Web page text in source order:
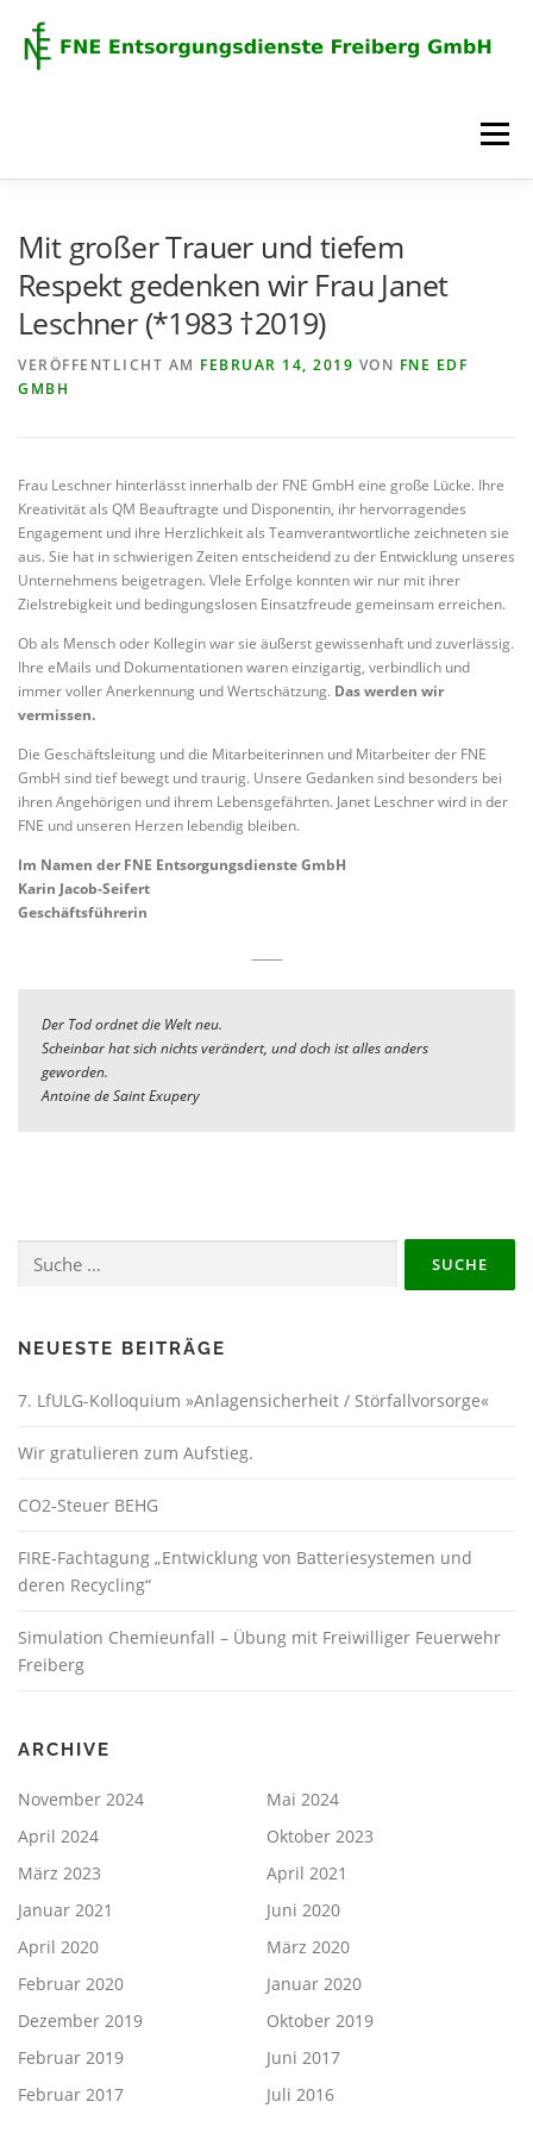
Inhalt
springen
Menü
LEISTUNGEN KONTAKT DATENSCHUTZ
Mit großer Trauer und tiefem
Respekt gedenken wir Frau Janet
Leschner (*1983 †2019)
VERÖFFENTLICHT AM FEBRUAR 14, 2019 VON FNE EDF
GMBH
Frau Leschner hinterlässt innerhalb der FNE GmbH eine große Lücke. Ihre
Kreativität als QM Beauftragte und Disponentin, ihr hervorragendes
Engagement und ihre Herzlichkeit als Teamverantwortliche zeichneten sie
aus. Sie hat in schwierigen Zeiten entscheidend zu der Entwicklung unseres
Unternehmens beigetragen. VIele Erfolge konnten wir nur mit ihrer
Zielstrebigkeit und bedingungslosen Einsatzfreude gemeinsam erreichen.
Ob als Mensch oder Kollegin war sie äußerst gewissenhaft und zuverlässig.
Ihre eMails und Dokumentationen waren einzigartig, verbindlich und
immer voller Anerkennung und Wertschätzung. Das werden wir
vermissen.
Die Geschäftsleitung und die Mitarbeiterinnen und Mitarbeiter der FNE
GmbH sind tief bewegt und traurig. Unsere Gedanken sind besonders bei
ihren Angehörigen und ihrem Lebensgefährten. Janet Leschner wird in der
FNE und unseren Herzen lebendig bleiben.
Im Namen der FNE Entsorgungsdienste GmbH
Karin Jacob-Seifert
Geschäftsführerin
Der Tod ordnet die Welt neu.
Scheinbar hat sich nichts verändert, und doch ist alles anders
geworden.
Antoine de Saint Exupery
nach:
NEUESTE BEITRÄGE
7. LfULG-Kolloquium »Anlagensicherheit / Störfallvorsorge«
Wir gratulieren zum Aufstieg.
CO2-Steuer BEHG
FIRE-Fachtagung „Entwicklung von Batteriesystemen und
deren Recycling“
Simulation Chemieunfall – Übung mit Freiwilliger Feuerwehr
Freiberg
ARCHIVE
November 2024
Mai 2024
April 2024
Oktober 2023
März 2023
April 2021
Januar 2021
Juni 2020
April 2020
März 2020
Februar 2020
Januar 2020
Dezember 2019
Oktober 2019
Februar 2019
Juni 2017
Februar 2017
Juli 2016